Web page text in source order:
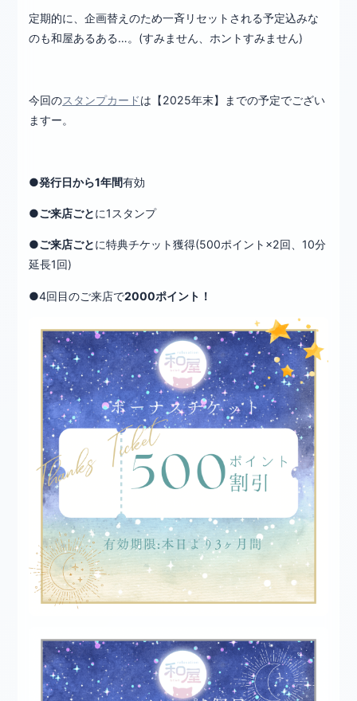
定期的に、企画替えのため一斉リセットされる予定込みな
のも和屋あるある…。(すみません、ホントすみません)
今回のスタンプカードは【2025年末】までの予定でござい
ますー。
●発行日から1年間有効
●ご来店ごとに1スタンプ
●ご来店ごとに特典チケット獲得(500ポイント×2回、10分
延長1回)
●4回目のご来店で2000ポイント！